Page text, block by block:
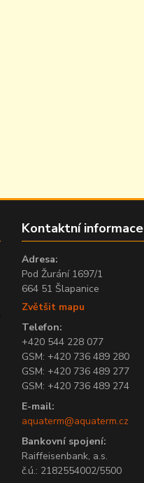
Kontaktní informace
Adresa:
Pod Žurání 1697/1
664 51 Šlapanice
Zvětšit mapu
Telefon:
+420 544 228 077
GSM: +420 736 489 280
GSM: +420 736 489 277
GSM: +420 736 489 274
E-mail:
aquaterm@aquaterm.cz
Bankovní spojení:
Raiffeisenbank, a.s.
č.ú.: 2182554002/5500